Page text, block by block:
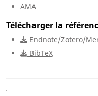
AMA
Télécharger la
Endnote/Zotero/
BibTeX